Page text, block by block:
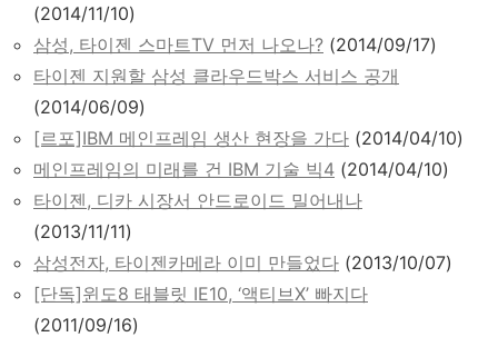
(2014/11/10)
삼성, 타이젠 스마트TV 먼저 나오나? (2014/09/17)
타이젠 지원할 삼성 클라우드박스 서비스 공개
(2014/06/09)
[르포]IBM 메인프레임 생산 현장을 가다 (2014/04/10)
메인프레임의 미래를 건 IBM 기술 빅4 (2014/04/10)
타이젠, 디카 시장서 안드로이드 밀어내나
(2013/11/11)
삼성전자, 타이젠카메라 이미 만들었다 (2013/10/07)
[단독]윈도8 태블릿 IE10, ‘액티브X’ 빠지다
(2011/09/16)